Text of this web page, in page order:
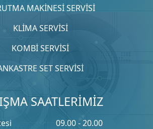
MAKİNESİ SERVİSİ
KLİMA SERVİSİ
KOMBİ SERVİSİ
SET SERVİSİ
SAATLERİMİZ
09.00 - 20.00